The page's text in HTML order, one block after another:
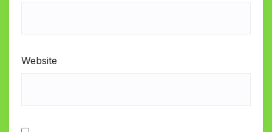
Website